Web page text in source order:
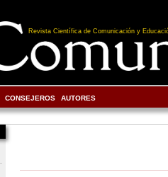
Revista Científica de Comunicación y
CONSEJEROS AUTORES